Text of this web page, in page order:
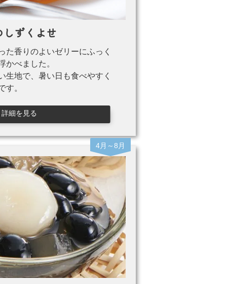
ずくよせ
た香りのよいゼリーにふっく
かべました。
生地で、暑い日も食べやすく
す。
詳細を見る
4月～8月